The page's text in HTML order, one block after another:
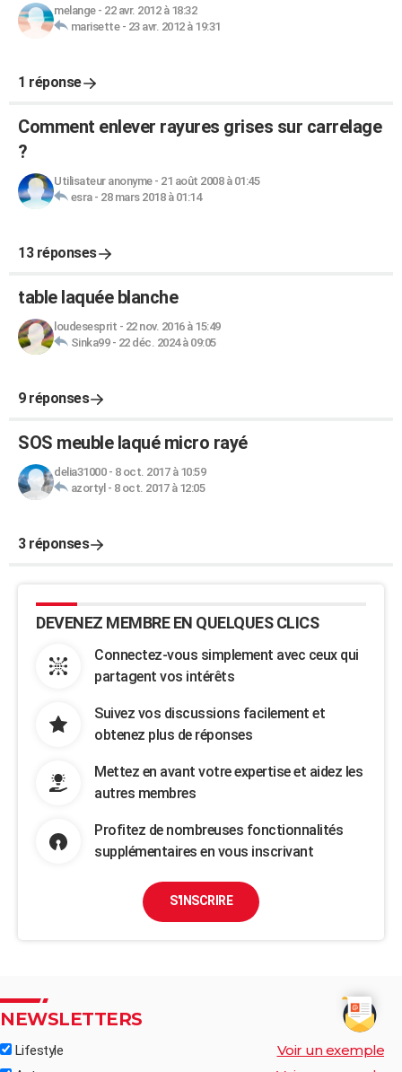
melange- 22 avr. 2012 à 18:32
marisette- 23 avr. 2012 à 19:31
1 réponse
Comment enlever rayures grises sur carrelage
?
Utilisateur anonyme- 21 août 2008 à 01:45
esra- 28 mars 2018 à 01:14
13 réponses
table laquée blanche
loudesesprit - 22 nov. 2016 à 15:49
Sinka99- 22 déc. 2024 à 09:05
9 réponses
SOS meuble laqué micro rayé
delia31000- 8 oct. 2017 à 10:59
azortyl - 8 oct. 2017 à 12:05
3 réponses
DEVENEZ MEMBRE EN QUELQUES CLICS
Connectez-vous simplement avec ceux qui
partagent vos intérêts
Suivez vos discussions facilement et
obtenez plus de réponses
Mettez en avant votre expertise et aidez les
autres membres
Profitez de nombreuses fonctionnalités
supplémentaires en vous inscrivant
S'INSCRIRE
NEWSLETTERS
Lifestyle Voir un exemple